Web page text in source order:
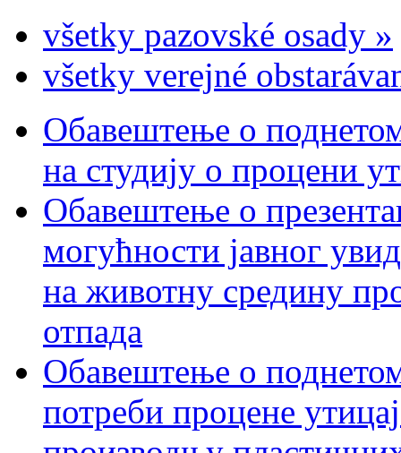
všetky pazovské osady »
všetky verejné
Обавештење о поднетом
на студију о процени
Обавештење о
могућности јавног
на животну средину
отпада
Обавештење о
потреби процене